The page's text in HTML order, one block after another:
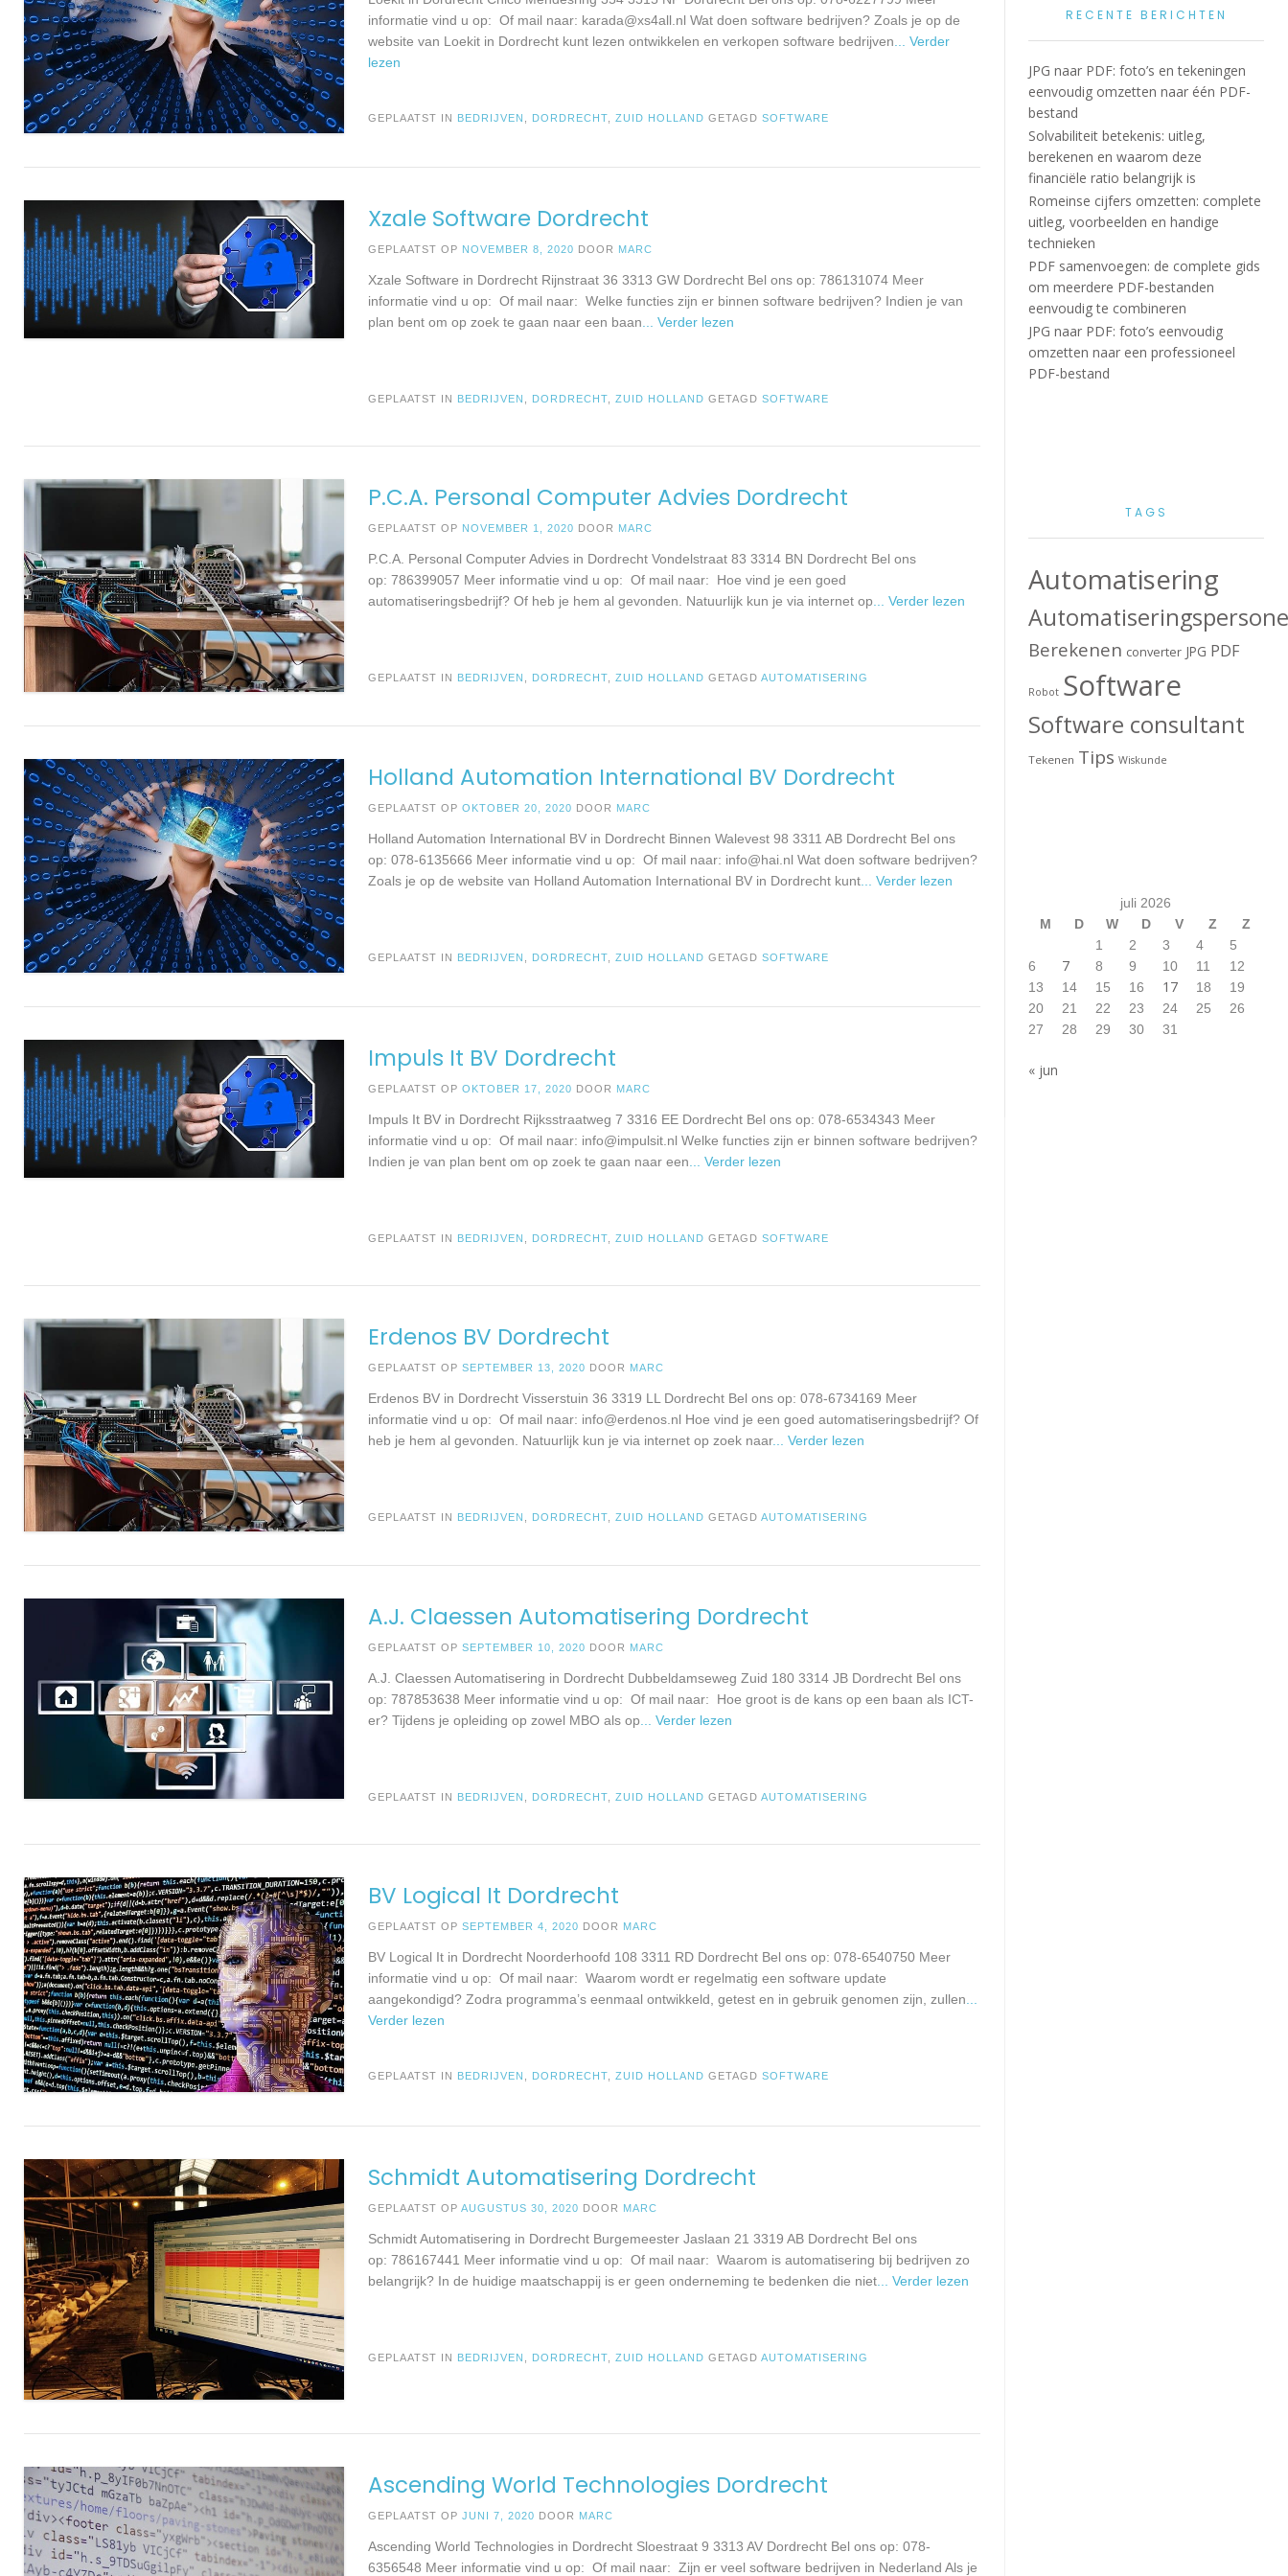
informatie vind u op: Of mail naar: karada@xs4all.nl Wat doen software bedrijven? Zoals je op de
website van Loekit in Dordrecht kunt lezen ontwikkelen en verkopen software bedrijven ... Verder
lezen
GEPLAATST IN BEDRIJVEN DORDRECHT ,ZUID HOLLAND GETAGDSOFTWARE
Xzale Software Dordrecht
GEPLAATST OP NOVEMBER 8, 2020 DOOR MARC
Xzale Software in Dordrecht Rijnstraat 36 3313 GW Dordrecht Bel ons op: 786131074 Meer
informatie vind u op: Of mail naar: Welke functies zijn er binnen software bedrijven? Indien je van
plan bent om op zoek te gaan naar een baan ... Verder lezen
GEPLAATST IN BEDRIJVEN DORDRECHT ,ZUID HOLLAND GETAGDSOFTWARE
P.C.A. Personal Computer Advies Dordrecht
GEPLAATST OP NOVEMBER 1, 2020 DOOR MARC
P.C.A. Personal Computer Advies in Dordrecht Vondelstraat 83 3314 BN Dordrecht Bel ons
op: 786399057 Meer informatie vind u op: Of mail naar: Hoe vind je een goed
automatiseringsbedrijf? Of heb je hem al gevonden. Natuurlijk kun je via internet op ... Verder lezen
GEPLAATST IN BEDRIJVEN DORDRECHT ,ZUID HOLLAND GETAGDAUTOMATISERING
Holland Automation International BV Dordrecht
GEPLAATST OPOKTOBER 20, 2020 DOOR MARC
Holland Automation International BV in Dordrecht Binnen Walevest 98 3311 AB Dordrecht Bel ons
op: 078-6135666 Meer informatie vind u op: Of mail naar: info@hai.nl Wat doen software bedrijven?
Zoals je op de website van Holland Automation International BV in Dordrecht kunt ... Verder lezen
GEPLAATST IN BEDRIJVEN DORDRECHT ,ZUID HOLLAND GETAGDSOFTWARE
Impuls It BV Dordrecht
GEPLAATST OPOKTOBER 17, 2020 DOOR MARC
Impuls It BV in Dordrecht Rijksstraatweg 7 3316 EE Dordrecht Bel ons op: 078-6534343 Meer
informatie vind u op: Of mail naar: info@impulsit.nl Welke functies zijn er binnen software bedrijven?
Indien je van plan bent om op zoek te gaan naar een ... Verder lezen
GEPLAATST IN BEDRIJVEN DORDRECHT ,ZUID HOLLAND GETAGDSOFTWARE
Erdenos BV Dordrecht
GEPLAATST OPSEPTEMBER 13, 2020 DOOR MARC
Erdenos BV in Dordrecht Visserstuin 36 3319 LL Dordrecht Bel ons op: 078-6734169 Meer
informatie vind u op: Of mail naar: info@erdenos.nl Hoe vind je een goed automatiseringsbedrijf? Of
heb je hem al gevonden. Natuurlijk kun je via internet op zoek naar... Verder lezen
GEPLAATST IN BEDRIJVEN DORDRECHT ,ZUID HOLLAND GETAGDAUTOMATISERING
A.J. Claessen Automatisering Dordrecht
GEPLAATST OPSEPTEMBER 10, 2020 DOOR MARC
A.J. Claessen Automatisering in Dordrecht Dubbeldamseweg Zuid 180 3314 JB Dordrecht Bel ons
op: 787853638 Meer informatie vind u op: Of mail naar: Hoe groot is de kans op een baan als ICT-
er? Tijdens je opleiding op zowel MBO als op... Verder lezen
GEPLAATST IN BEDRIJVEN DORDRECHT ,ZUID HOLLAND GETAGDAUTOMATISERING
BV Logical It Dordrecht
GEPLAATST OPSEPTEMBER 4, 2020 DOOR MARC
BV Logical It in Dordrecht Noorderhoofd 108 3311 RD Dordrecht Bel ons op: 078-6540750 Meer
informatie vind u op: Of mail naar: Waarom wordt er regelmatig een software update
aangekondigd? Zodra programma’s eenmaal ontwikkeld, getest en in gebruik genomen zijn, zullen...
Verder lezen
GEPLAATST IN BEDRIJVEN DORDRECHT ,ZUID HOLLAND GETAGDSOFTWARE
Schmidt Automatisering Dordrecht
GEPLAATST OPAUGUSTUS 30, 2020 DOOR MARC
Schmidt Automatisering in Dordrecht Burgemeester Jaslaan 21 3319 AB Dordrecht Bel ons
op: 786167441 Meer informatie vind u op: Of mail naar: Waarom is automatisering bij bedrijven zo
belangrijk? In de huidige maatschappij is er geen onderneming te bedenken die niet ... Verder lezen
GEPLAATST IN BEDRIJVEN DORDRECHT ,ZUID HOLLAND GETAGDAUTOMATISERING
Ascending World Technologies Dordrecht
GEPLAATST OPJUNI 7, 2020 DOOR MARC
Ascending World Technologies in Dordrecht Sloestraat 9 3313 AV Dordrecht Bel ons op: 078-
6356548 Meer informatie vind u op: Of mail naar: Zijn er veel software bedrijven in Nederland Als je
RECENTE BERICHTEN
JPG naar PDF: foto’s en tekeningen
eenvoudig omzetten naar één PDF-
bestand
Solvabiliteit betekenis: uitleg,
berekenen en waarom deze
financiële ratio belangrijk is
Romeinse cijfers omzetten: complete
uitleg, voorbeelden en handige
technieken
PDF samenvoegen: de complete gids
om meerdere PDF-bestanden
eenvoudig te combineren
JPG naar PDF: foto’s eenvoudig
omzetten naar een professioneel
PDF-bestand
TAGS
Automatisering
Berekenen converter JPG PDF
Robot Software
Software consultant
Tekenen Tips Wiskunde
juli 2026
M
D W D V Z
Z
1
2 3 4
5
6
7 8 9 10 11
12
13
14 15 16 17 18
19
20
21 22 23 24 25
26
27
28 29 30 31
« jun